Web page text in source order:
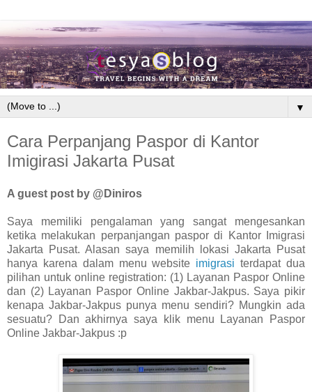
▼
Cara Perpanjang Paspor di Kantor
Imigirasi Jakarta Pusat
A guest post by @Diniros
Saya memiliki pengalaman yang sangat mengesankan
ketika melakukan perpanjangan paspor di Kantor Imigrasi
Jakarta Pusat. Alasan saya memilih lokasi Jakarta Pusat
hanya karena dalam menu website imigrasi terdapat dua
pilihan untuk online registration: (1) Layanan Paspor Online
dan (2) Layanan Paspor Online Jakbar-Jakpus. Saya pikir
kenapa Jakbar-Jakpus punya menu sendiri? Mungkin ada
sesuatu? Dan akhirnya saya klik menu Layanan Paspor
Online Jakbar-Jakpus :p